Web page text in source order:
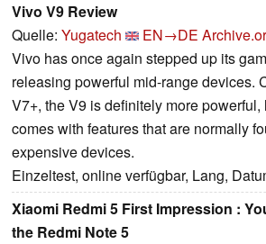
Vivo V9 Review
Quelle: Yugatech EN→DE
Vivo has once again stepped up its
releasing powerful mid-range devices.
V7+, the V9 is definitely more powerful,
comes with features that are normally
expensive devices.
Einzeltest, online verfügbar, Lang,
Xiaomi Redmi 5 First Impression :
the Redmi Note 5